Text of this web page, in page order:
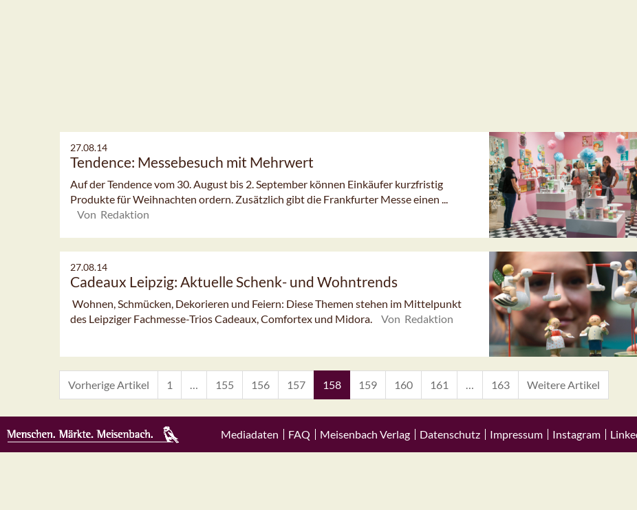
27.08.14
Tendence: Messebesuch mit Mehrwert
Auf der Tendence vom 30. August bis 2. September können Einkäufer kurzfristig
Produkte für Weihnachten ordern. Zusätzlich gibt die Frankfurter Messe einen ...
Von Redaktion
27.08.14
Cadeaux Leipzig: Aktuelle Schenk- und Wohntrends
Wohnen, Schmücken, Dekorieren und Feiern: Diese Themen stehen im Mittelpunkt
des Leipziger Fachmesse-Trios Cadeaux, Comfortex und Midora.
Von Redaktion
Vorherige Artikel 1 … 155 156 157 158 159 160 161 … 163 Weitere Artikel
Mediadaten FAQ Meisenbach Verlag Datenschutz Impressum Instagram